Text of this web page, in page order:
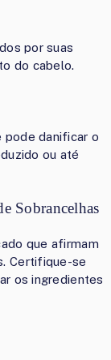
por suas
do cabelo.
pode danificar o
ou até
Sobrancelhas
que afirmam
Certifique-se
os ingredientes